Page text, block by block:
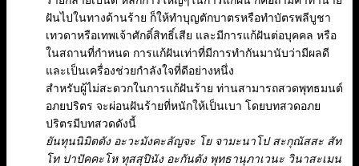
ฝันไปในทางด้านร้าย ก็ให้ทำบุญตักบาตรหรือทำบัตรพลีบูชา
เทวดาหรือเทพเจ้าศักดิ์สิทธิ์เสีย และมีการแก้ฝันต่อบุคคล หรือ
ในสถานที่กำหนด การแก้ฝันเท่าที่มีการทำกันมานับว่ามีผลดี
และเป็นเครื่องช่วยกำลังใจที่ดีอย่างหนึ่ง
สำหรับผู้ไม่สะดวกในการแก้ฝันร้าย ท่านสามารถสวดพุทธมนต์
อภยปริตร จะผ่อนฝันร้ายที่หนักให้เป็นเบา โดยบทสวดอภย
ปริตรมีบทสวดดังนี้
ยันทุนนิมิตตัง อะวะมังคะลัญจะ โย จามะนาโป สะกุณัสสะ สัท
โท ปาปัคคะโห ทุสสุปินัง อะกันตัง พุทธานุภาเวนะ วินาสะเมน